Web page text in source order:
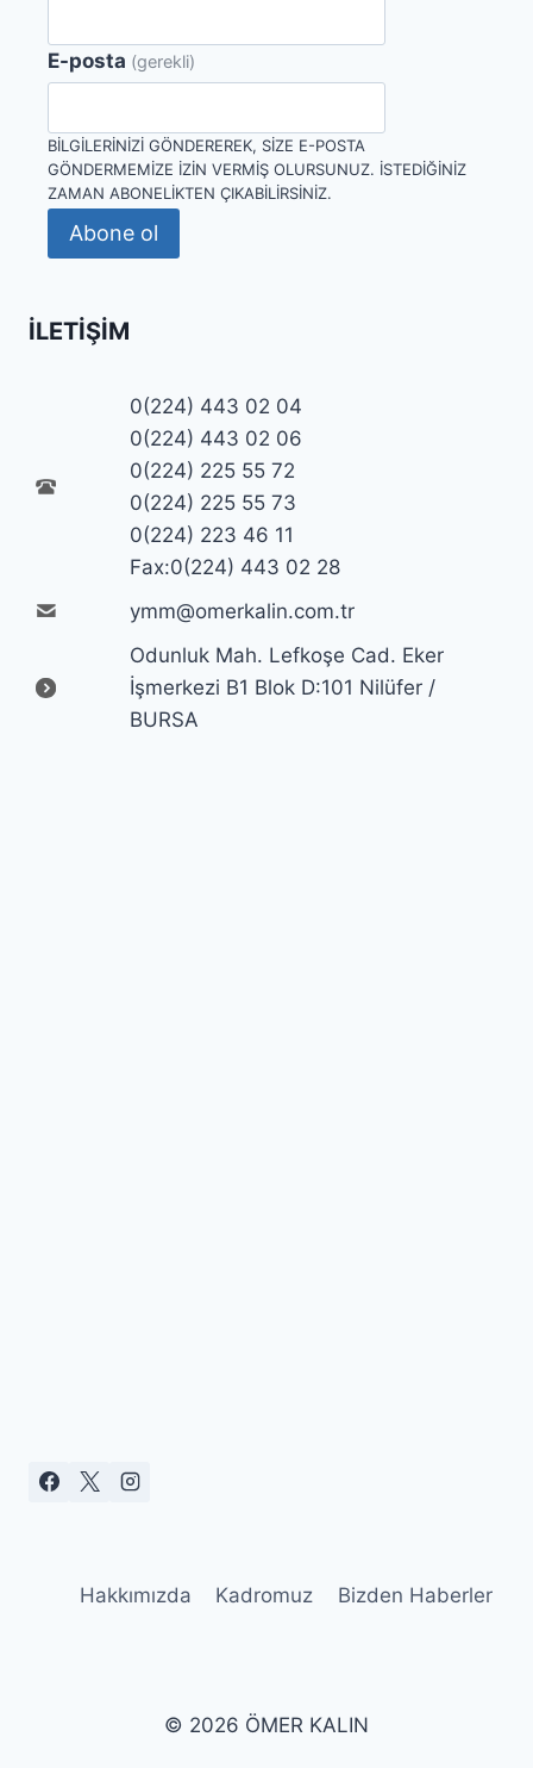
E-posta (gerekli)
BILGILERINIZI GÖNDEREREK, SIZE E-POSTA
GÖNDERMEMIZE IZIN VERMIŞ OLURSUNUZ. İSTEDIĞINIZ
ZAMAN ABONELIKTEN ÇIKABILIRSINIZ.
Abone ol
İLETIŞIM
0(224) 443 02 04
0(224) 443 02 06
0(224) 225 55 72
0(224) 225 55 73
0(224) 223 46 11
Fax:0(224) 443 02 28
ymm@omerkalin.com.tr
Odunluk Mah. Lefkoşe Cad. Eker
İşmerkezi B1 Blok D:101 Nilüfer /
BURSA
Hakkımızda Kadromuz Bizden Haberler
© 2026 ÖMER KALIN